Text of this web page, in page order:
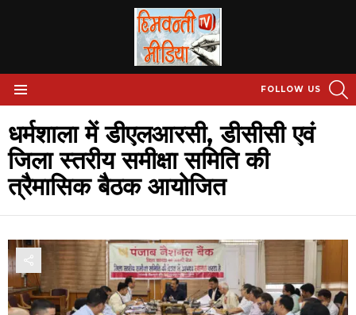
FOLLOW US
धर्मशाला में डीएलआरसी, डीसीसी एवं
जिला स्तरीय समीक्षा समिति की
त्रैमासिक बैठक आयोजित